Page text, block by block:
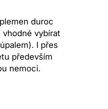
duroc
vybírat
I přes
především
nemoci.